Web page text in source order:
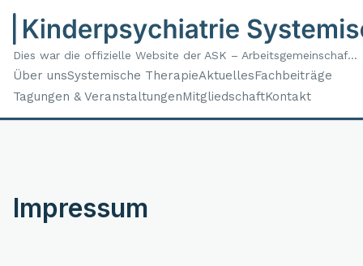
Dies war die offizielle Website der ASK – Arbeitsgemeinschaf...
Über unsSystemische TherapieAktuellesFachbeiträge
Tagungen & VeranstaltungenMitgliedschaftKontakt
Impressum